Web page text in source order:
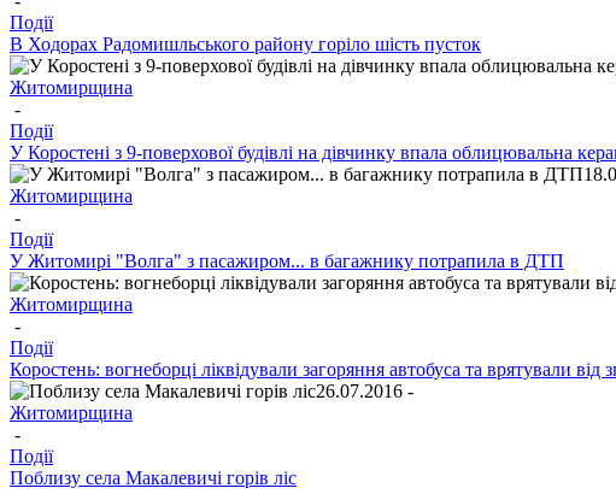
Події
В Ходорах Радомишльського району горіло шість пусток
Житомирщина
-
Події
У Коростені з 9-поверхової будівлі на дівчинку впала облицювальна
Житомирщина
-
Події
У Житомирі "Волга" з пасажиром... в багажнику потрапила в ДТП
Житомирщина
-
Події
Коростень: вогнеборці ліквідували загоряння автобуса та врятували
26.07.2016 -
Житомирщина
-
Події
Поблизу села Макалевичі горів ліс